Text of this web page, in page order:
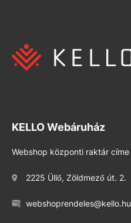
KELLO Webáruház
Webshop központi raktár címe
2225 Üllő, Zöldmező út. 2.
webshoprendeles@kello.hu